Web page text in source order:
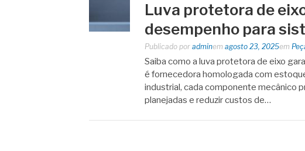
Luva protetora de
desempenho para
Publicado por adminem agosto 23, 2025em
Saiba como a luva protetora de eixo
é fornecedora homologada com
industrial, cada componente mecânico
planejadas e reduzir custos de…